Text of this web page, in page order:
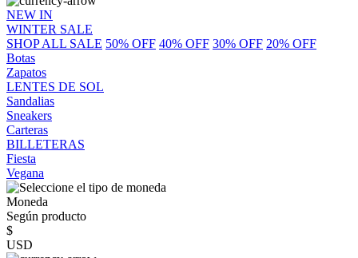
NEW IN
WINTER SALE
SHOP ALL SALE 50% OFF 40% OFF 30% OFF 20% OFF
Botas
Zapatos
LENTES DE SOL
Sandalias
Sneakers
Carteras
BILLETERAS
Fiesta
Vegana
Moneda
Según producto
$
USD